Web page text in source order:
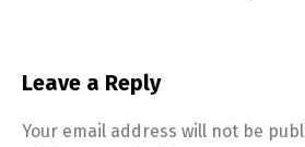
Leave a Reply
Your email address will not be